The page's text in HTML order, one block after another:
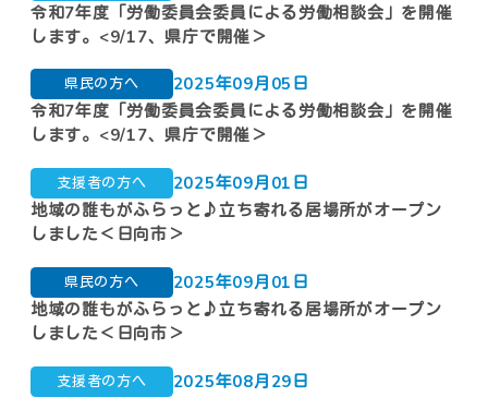
法律や犯罪被害
くらしのお困りごとなど
自死遺族の方へ
こころの健康チェック
だれかの支えになりたいアナタ
ひなたのキズナ声かけ運動
｢知る｣から始める｡自殺予防
コンテンツ
令和7年度「労働委員会委員による労働相談会」を開催
します。<9/17、県庁で開催＞
県民の方へ
2025年09月05日
令和7年度「労働委員会委員による労働相談会」を開催
します。<9/17、県庁で開催＞
支援者の方へ
2025年09月01日
地域の誰もがふらっと♪立ち寄れる居場所がオープン
しました＜日向市＞
県民の方へ
2025年09月01日
地域の誰もがふらっと♪立ち寄れる居場所がオープン
しました＜日向市＞
支援者の方へ
2025年08月29日